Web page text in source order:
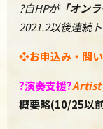
?自HPが「オンラ
2021.2以後連続
❖お申込み・問
?演奏支援?Artist
概要略(10/25以